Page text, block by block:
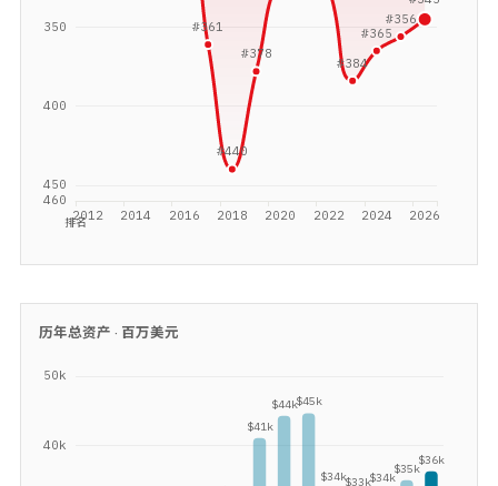
历年总资产 · 百万美元